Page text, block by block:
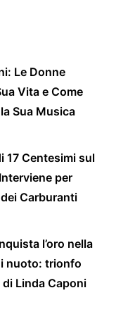
Le Donne
Vita e Come
Sua Musica
17 Centesimi sul
per
Carburanti
l’oro nella
nuoto: trionfo
Linda Caponi